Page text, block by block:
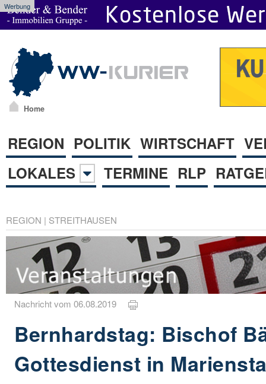
Werbung
Home
REGION POLITIK WIRTSCHAFT
LOKALES
TERMINE RLP
REGION | STREITHAUSEN
Nachricht vom 06.08.2019
Bernhardstag: Bischof
Gottesdienst in